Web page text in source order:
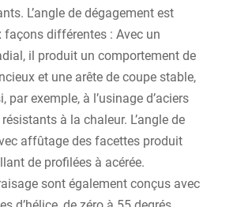
L’angle de dégagement est
façons différentes : Avec un
il produit un comportement de
et une arête de coupe stable,
par exemple, à l’usinage d’aciers
à la chaleur. L’angle de
affûtage des facettes produit
de profilées à acérée.
sont également conçus avec